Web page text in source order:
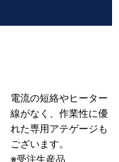
電流の短絡やヒーター
線がなく、作業性に優
れた専用アテゲージも
ございます。
※受注生産品